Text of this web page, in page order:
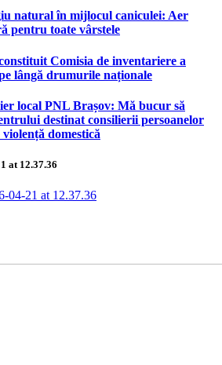
natural în mijlocul caniculei: Aer
pentru toate vârstele
Comisia de inventariere a
lângă drumurile naționale
local PNL Brașov: Mă bucur să
destinat consilierii persoanelor
domestică
at 12.37.36